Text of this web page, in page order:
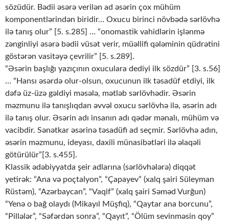
sözüdür. Bədii əsərə verilən ad əsərin çox mühüm
komponentlərindən biridir… Oxucu birinci növbədə sərlövhə
ilə tanış olur” [5. s.285] … “onomastik vahidlərin işlənmə
zənginliyi əsərə bədii vüsət verir, müəllifi qələminin qüdrətini
göstərən vasitəyə çevrilir” [5. s.289].
“Əsərin başlığı yazıçının oxuculara dediyi ilk sözdür” [3. s.56]
… “Hansı əsərdə olur-olsun, oxucunun ilk təsadüf etdiyi, ilk
dəfə üz-üzə gəldiyi məsələ, mətləb sərlövhədir. Əsərin
məzmunu ilə tanışlıqdan əvvəl oxucu sərlövhə ilə, əsərin adı
ilə tanış olur. Əsərin adı insanın adı qədər mənalı, mühüm və
vacibdir. Sənətkar əsərinə təsadüfi ad seçmir. Sərlövhə adın,
əsərin məzmunu, ideyası, daxili münasibətləri ilə əlaqəli
götürülür”[3. s.455].
Klassik ədəbiyyatda şeir adlarına (sərlövhələrə) diqqət
yetirək: “Ana və poçtalyon”, “Çapayev” (xalq şairi Süleyman
Rüstəm), “Azərbaycan”, “Vaqif” (xalq şairi Səməd Vurğun)
“Yenə o bağ olaydı (Mikayıl Müşfiq), “Qaytar ana borcunu”,
“Pillələr”, “Səfərdən sonra”, “Qayıt”, “Ölüm sevinməsin qoy”